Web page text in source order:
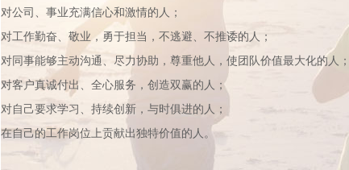
对公司、事业充满信心和激情的人；
对工作勤奋、敬业，勇于担当，不逃避、不推诿的人；
对同事能够主动沟通、尽力协助，尊重他人，使团队价值最大化的人
对客户真诚付出、全心服务，创造双赢的人；
对自己要求学习、持续创新，与时俱进的人；
在自己的工作岗位上贡献出独特价值的人。